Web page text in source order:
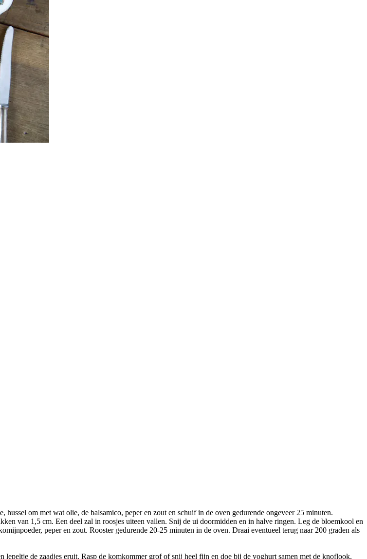
om met wat olie, de balsamico, peper en zout en schuif in de oven gedurende ongeveer 25 minuten.
van 1,5 cm. Een deel zal in roosjes uiteen vallen. Snij de ui doormidden en in halve ringen. Leg de bloemkool en
peper en zout. Rooster gedurende 20-25 minuten in de oven. Draai eventueel terug naar 200 graden als
de zaadjes eruit. Rasp de komkommer grof of snij heel fijn en doe bij de yoghurt samen met de knoflook,